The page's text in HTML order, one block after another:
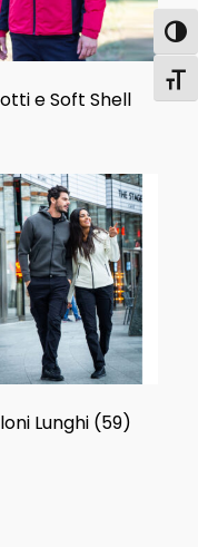
e Soft Shell
Lunghi (59)